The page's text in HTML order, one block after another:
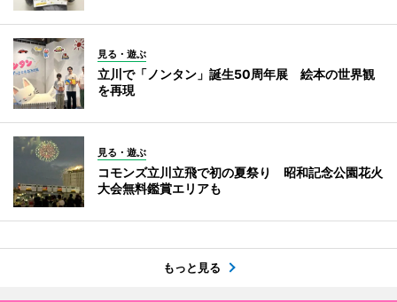
見る・遊ぶ
立川で「ノンタン」誕生50周年展 絵本の世界観
を再現
見る・遊ぶ
コモンズ立川立飛で初の夏祭り 昭和記念公園花火
大会無料鑑賞エリアも
もっと見る